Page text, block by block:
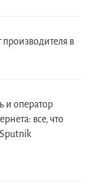
в
и оператор
все, что